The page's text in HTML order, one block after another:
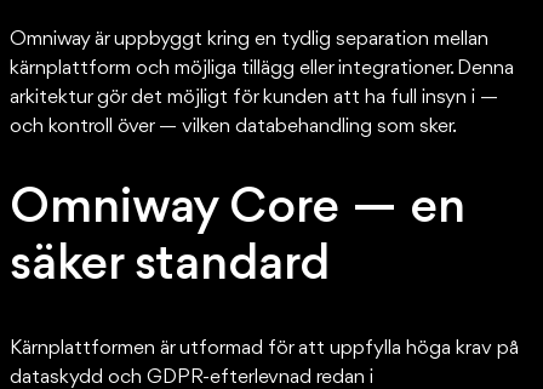
Omniway är uppbyggt kring en tydlig separation mellan
kärnplattform och möjliga tillägg eller integrationer. Denna
arkitektur gör det möjligt för kunden att ha full insyn i —
och kontroll över — vilken databehandling som sker.
Omniway Core — en
säker standard
Kärnplattformen är utformad för att uppfylla höga krav på
dataskydd och GDPR-efterlevnad redan i